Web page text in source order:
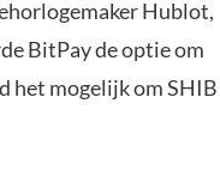
Hublot,
BitPay de optie om
het mogelijk om SHIB